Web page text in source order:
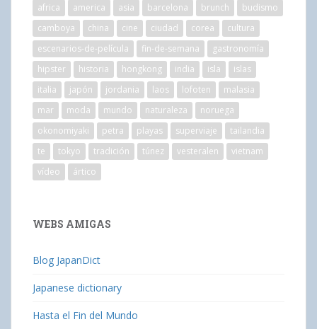
africa america asia barcelona brunch
budismo
camboya
china cine ciudad corea
cultura
escenarios-de-película
fin-de-semana
gastronomía
hipster
historia hongkong india isla
islas
italia
japón jordania laos lofoten
malasia
mar
moda mundo naturaleza
noruega
okonomiyaki
petra playas superviaje
tailandia
te
tokyo tradición túnez vesteralen
vietnam
vídeo
ártico
WEBS AMIGAS
Blog JapanDict
Japanese dictionary
Hasta el Fin del Mundo